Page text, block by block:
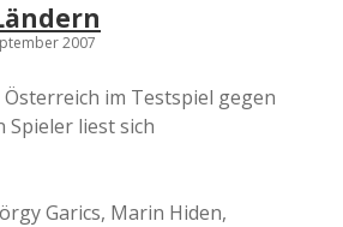
2007
im Testspiel gegen
Spieler liest sich
Garics, Marin Hiden,